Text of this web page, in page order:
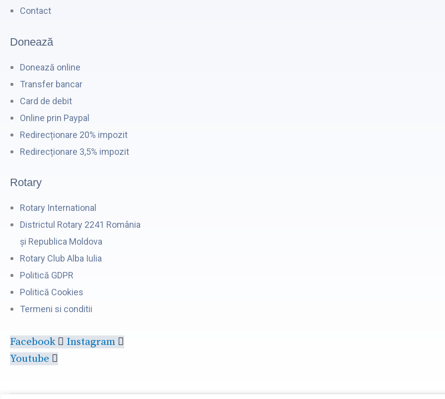
Contact
Donează
Donează online
Transfer bancar
Card de debit
Online prin Paypal
Redirecționare 20% impozit
Redirecționare 3,5% impozit
Rotary
Rotary International
Districtul Rotary 2241 România
și Republica Moldova
Rotary Club Alba Iulia
Politică GDPR
Politică Cookies
Termeni si conditii
Facebook
Instagram
Youtube